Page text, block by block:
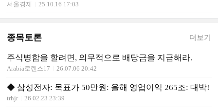
서울경제 25.10.16 17:03
종목토론 더보기
주식병합을 할려면, 의무적으로 배당금을 지급해라.
Arabia로렌스17 26.07.06 20:42
◆ 삼성전자: 목표가 50만원: 올해 영업이익 265조: 대박!
trhjr 26.02.23 23:39